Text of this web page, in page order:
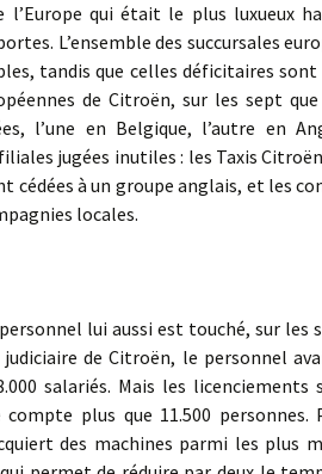
l’Europe qui était le plus luxueux
L’ensemble des succursales
tandis que celles déficitaires
de Citroën, sur les sept
l’une en Belgique, l’autre en
jugées inutiles : les Taxis
cédées à un groupe anglais, et les
locales.
lui aussi est touché, sur les
de Citroën, le personnel
salariés. Mais les licenciements
plus que 11.500 personnes.
des machines parmi les plus